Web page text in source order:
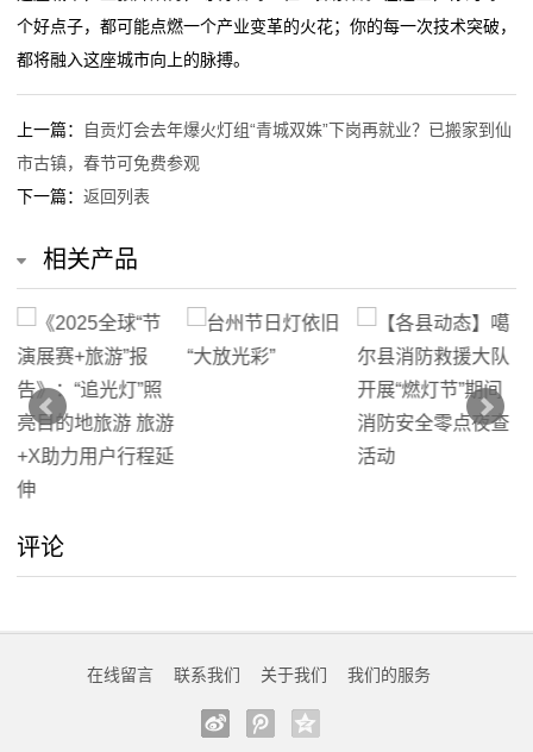
个好点子，都可能点燃一个产业变革的火花；你的每一次技术突破，
都将融入这座城市向上的脉搏。
上一篇：
自贡灯会去年爆火灯组“青城双姝”下岗再就业？已搬家到仙
市古镇，春节可免费参观
下一篇： 返回列表
相关产品
评论
在线留言 联系我们 关于我们 我们的服务